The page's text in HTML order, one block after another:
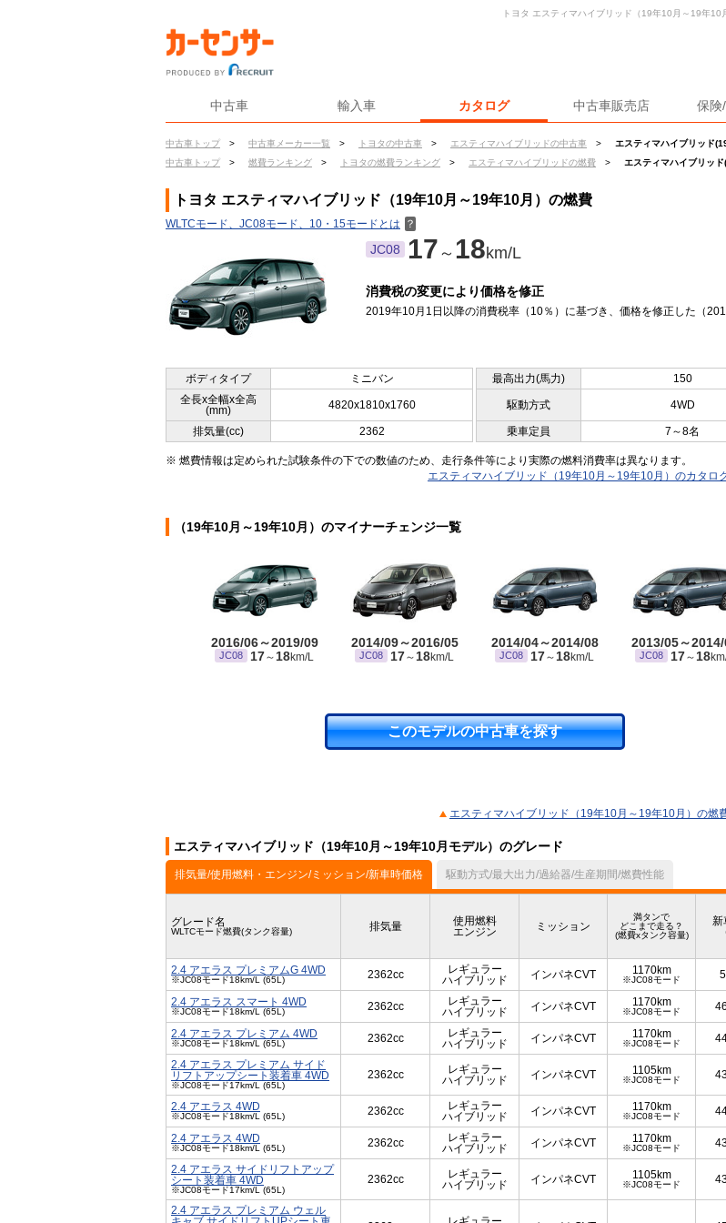
中古車 輸入車 カタログ 中古車販売店 保険
中古車トップ > 中古車メーカー一覧 > トヨタの中古車 > エスティマハイブリッドの中古車 >
エスティマハイブリッド
中古車トップ
> 燃費ランキング > トヨタの燃費ランキング > エスティマハイブリッドの燃費 > エスティマハイブリッ
トヨタ エスティマハイブリッド（19年10月～19年
トヨタ エスティマハイブリッド（19年10月～19年10月）の燃費
WLTCモード、JC08モード、10・15モードとは ？
JC08 17 ～ 18km/L
消費税の変更により価格を修正
2019年10月1日以降の消費税率（10％）に基づき、価格を修正した（
ボディタイプ ミニバン 最高出力(馬力)
150
全長x全幅x全高
(mm)
4820x1810x1760 駆動方式 4WD
排気量(cc) 2362 乗車定員 7～8名
※ 燃費情報は定められた試験条件の下での数値のため、走行条件等により実際の燃料消費率は異なります。
エスティマハイブリッド（19年10月～19年10月）のカタロ
（19年10月～19年10月）のマイナーチェンジ一覧
2016/06～2019/09
JC08 17～ 18km/L
2014/09～2016/05
JC08 17～ 18km/L
2014/04～2014/08
JC08 17～ 18km/L
2013/05～
JC08 17～ 18
このモデルの中古車を探す
エスティマハイブリッド（19年10月～19年10月）の燃
エスティマハイブリッド（19年10月～19年10月モデル）のグレード
排気量/使用燃料・エンジン/ミッション/新車時価格 駆動方式/最大出力/過給器/生産期間/燃費性能
グレード名
WLTCモード燃費(タンク容量) 排気量
使用燃料
エンジン
ミッション
満タンで
どこまで走る？
(燃費xタンク容量)
新
2.4 アエラス プレミアムG 4WD
※JC08モード18km/L (65L) 2362cc
レギュラー
ハイブリッド
インパネCVT 1170km
※JC08モード
2.4 アエラス スマート 4WD
※JC08モード18km/L (65L) 2362cc
レギュラー
ハイブリッド
インパネCVT 1170km
※JC08モード
2.4 アエラス プレミアム 4WD
※JC08モード18km/L (65L) 2362cc
レギュラー
ハイブリッド
インパネCVT 1170km
※JC08モード
2.4 アエラス プレミアム サイド
リフトアップシート装着車 4WD
※JC08モード17km/L (65L)
2362cc
レギュラー
ハイブリッド
インパネCVT 1105km
※JC08モード
2.4 アエラス 4WD
※JC08モード18km/L (65L) 2362cc
レギュラー
ハイブリッド
インパネCVT 1170km
※JC08モード
2.4 アエラス 4WD
※JC08モード18km/L (65L) 2362cc
レギュラー
ハイブリッド
インパネCVT 1170km
※JC08モード
2.4 アエラス サイドリフトアップ
シート装着車 4WD
※JC08モード17km/L (65L)
2362cc
レギュラー
ハイブリッド
インパネCVT 1105km
※JC08モード
2.4 アエラス プレミアム ウェル